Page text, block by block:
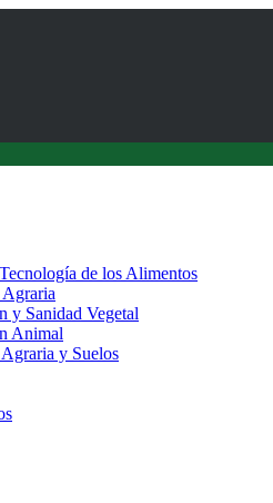
de los Alimentos
y Sanidad Vegetal
Animal
y Suelos